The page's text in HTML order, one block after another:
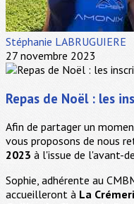
Stéphanie LABRUGUIERE
27 novembre 2023
Repas de Noël : les
Afin de partager un
vous proposons de nous
2023 à l'issue de l'avant-
Sophie, adhérente au
accueilleront à La